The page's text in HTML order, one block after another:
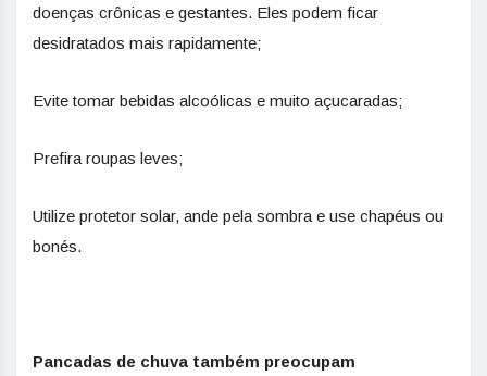
doenças crônicas e gestantes. Eles podem ficar
desidratados mais rapidamente;
Evite tomar bebidas alcoólicas e muito açucaradas;
Prefira roupas leves;
Utilize protetor solar, ande pela sombra e use chapéus ou
bonés.
Pancadas de chuva também preocupam